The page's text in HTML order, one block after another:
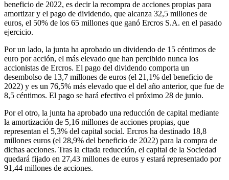
beneficio de 2022, es decir la recompra de acciones propias para
amortizar y el pago de dividendo, que alcanza 32,5 millones de
euros, el 50% de los 65 millones que ganó Ercros S.A. en el pasado
ejercicio.
Por un lado, la junta ha aprobado un dividendo de 15 céntimos de
euro por acción, el más elevado que han percibido nunca los
accionistas de Ercros. El pago del dividendo comporta un
desembolso de 13,7 millones de euros (el 21,1% del beneficio de
2022) y es un 76,5% más elevado que el del año anterior, que fue de
8,5 céntimos. El pago se hará efectivo el próximo 28 de junio.
Por el otro, la junta ha aprobado una reducción de capital mediante
la amortización de 5,16 millones de acciones propias, que
representan el 5,3% del capital social. Ercros ha destinado 18,8
millones euros (el 28,9% del beneficio de 2022) para la compra de
dichas acciones. Tras la citada reducción, el capital de la Sociedad
quedará fijado en 27,43 millones de euros y estará representado por
91,44 millones de acciones.